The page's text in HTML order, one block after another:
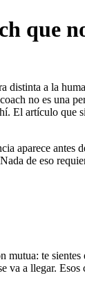
que
a la
no es una
El artículo que
aparece antes
de eso
te sientes
va a llegar.